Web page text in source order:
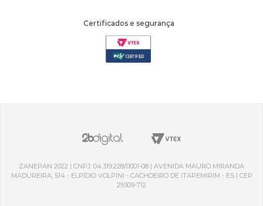
Certificados e segurança
ZANEPAN 2022 | CNPJ: 04.319.228/0001-08 | AVENIDA MAURO MIRANDA
MADUREIRA, 514 - ELPÍDIO VOLPINI - CACHOEIRO DE ITAPEMIRIM - ES | CEP
29309-712